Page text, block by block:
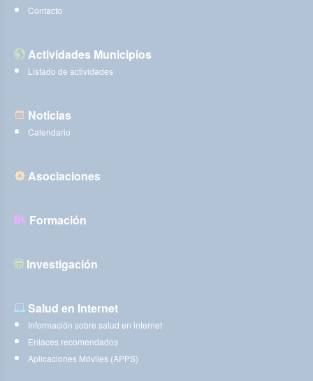
Contacto
Actividades Municipios
Listado de actividades
Noticias
Calendario
Asociaciones
Formación
Investigación
Salud en Internet
Información sobre salud en internet
Enlaces recomendados
Aplicaciones Móviles (APPS)